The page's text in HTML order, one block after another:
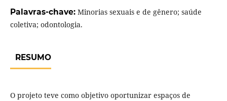
Palavras-chave: Minorias sexuais e de gênero; saúde
coletiva; odontologia.
RESUMO
O projeto teve como objetivo oportunizar espaços de